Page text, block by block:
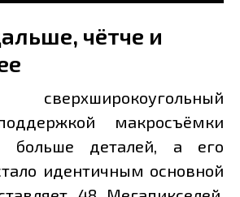
чётче и
сверхширокоугольный
макросъёмки
больше деталей, а его
идентичным основной